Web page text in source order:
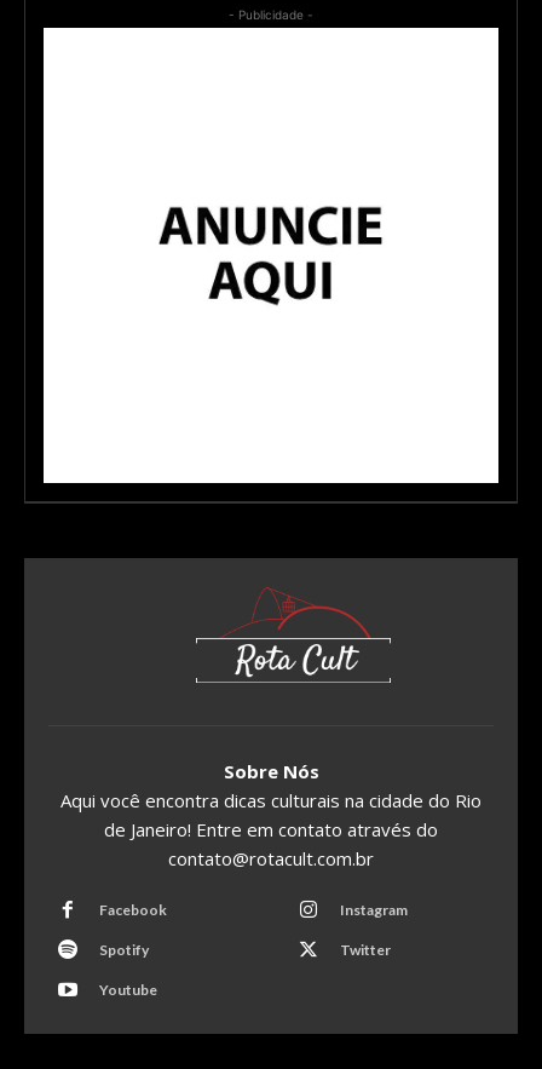
- Publicidade -
Sobre Nós
Aqui você encontra dicas culturais na cidade do Rio
de Janeiro! Entre em contato através do
contato@rotacult.com.br
Facebook Instagram
Spotify Twitter
Youtube